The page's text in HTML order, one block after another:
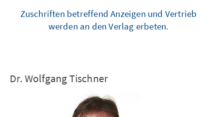
Zuschriften betreffend Anzeigen und Vertrieb
werden an den Verlag erbeten.
Dr. Wolfgang Tischner